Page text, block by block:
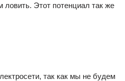
Этот потенциал так же
так как мы не будем